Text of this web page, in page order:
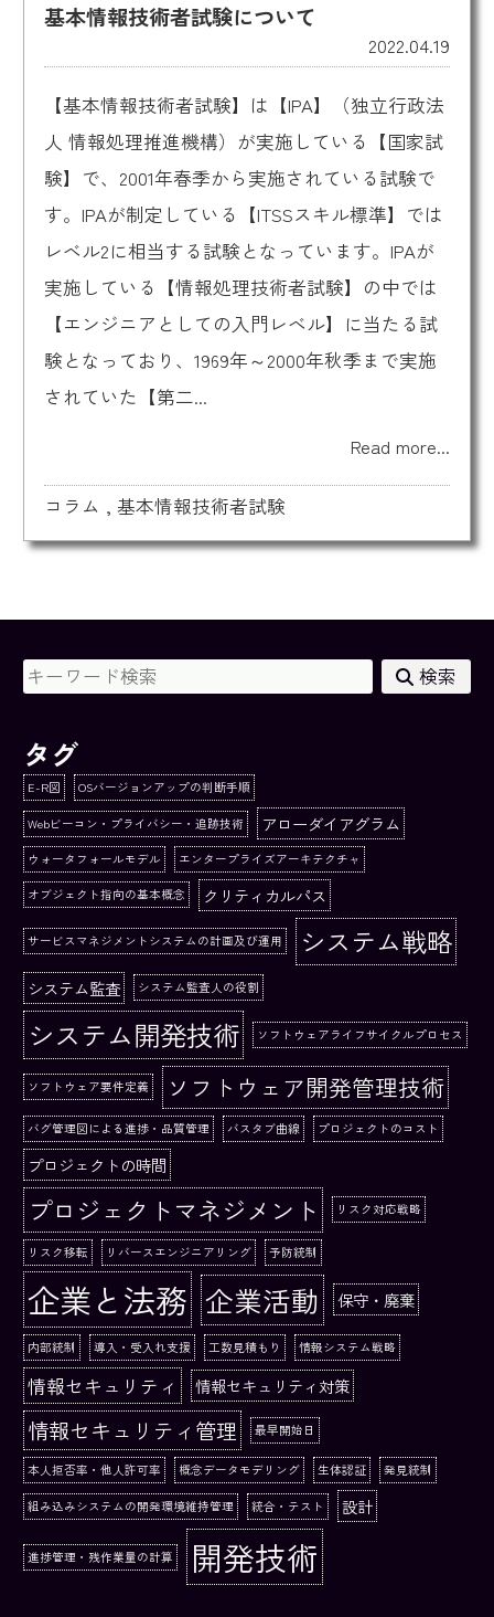
基本情報技術者試験について
2022.04.19
【基本情報技術者試験】は【IPA】（独立行政法
人 情報処理推進機構）が実施している【国家試
験】で、2001年春季から実施されている試験で
す。IPAが制定している【ITSSスキル標準】では
レベル2に相当する試験となっています。IPAが
実施している【情報処理技術者試験】の中では
【エンジニアとしての入門レベル】に当たる試
験となっており、1969年～2000年秋季まで実施
されていた【第二...
Read more...
コラム , 基本情報技術者試験
検索
タグ
E-R図 OSバージョンアップの判断手順
Webビーコン・プライバシー・追跡技術 アローダイアグラム
ウォータフォールモデル エンタープライズアーキテクチャ
オブジェクト指向の基本概念 クリティカルパス
サービスマネジメントシステムの計画及び運用 システム戦略
システム監査 システム監査人の役割
システム開発技術 ソフトウェアライフサイクルプロセス
ソフトウェア要件定義 ソフトウェア開発管理技術
バグ管理図による進捗・品質管理 バスタブ曲線 プロジェクトのコスト
プロジェクトの時間
プロジェクトマネジメント リスク対応戦略
リスク移転 リバースエンジニアリング 予防統制
企業と法務 企業活動 保守・廃棄
内部統制 導入・受入れ支援 工数見積もり 情報システム戦略
情報セキュリティ 情報セキュリティ対策
情報セキュリティ管理 最早開始日
本人拒否率・他人許可率 概念データモデリング 生体認証 発見統制
組み込みシステムの開発環境維持管理 統合・テスト 設計
進捗管理・残作業量の計算 開発技術